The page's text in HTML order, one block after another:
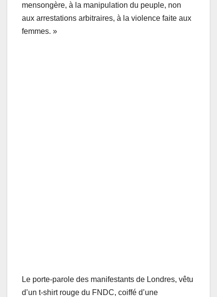
mensongère, à la manipulation du peuple, non
aux arrestations arbitraires, à la violence faite aux
femmes. »
Le porte-parole des manifestants de Londres, vêtu
d’un t-shirt rouge du FNDC, coiffé d’une